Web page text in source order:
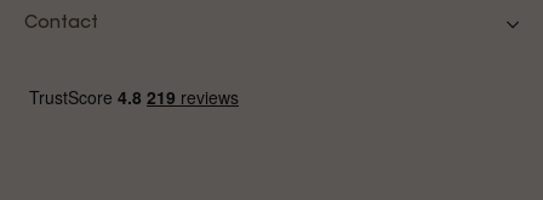
Contact